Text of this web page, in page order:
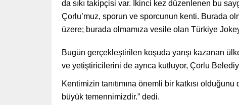
da sıkı takipçisi var. İkinci kez düzenlenen bu
Çorlu’muz, sporun ve sporcunun kenti. Burada
üzere; burada olmamıza vesile olan Türkiye
Bugün gerçekleştirilen koşuda yarışı kazanan
ve yetiştiricilerini de ayrıca kutluyor, Çorlu
Kentimizin tanıtımına önemli bir katkısı
büyük temennimizdir.” dedi.